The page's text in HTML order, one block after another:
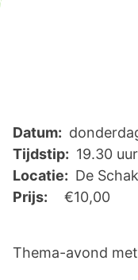
Datum:
Tijdstip: 19.30 uur
Locatie: De
Prijs:
€10,00
Thema-avond